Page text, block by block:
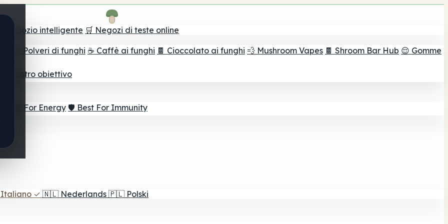
il negozio intelligente 🛒 Negozi di teste online
🫙 Polveri di funghi ☕ Caffè ai funghi 🍫 Cioccolato ai funghi 💨 Mushroom Vapes 🍫 Shroom Bar Hub 😌 Gomme
il vostro obiettivo
⚡ Best For Energy 🛡️ Best For Immunity
Italiano ✓ 🇳🇱 Nederlands 🇵🇱 Polski